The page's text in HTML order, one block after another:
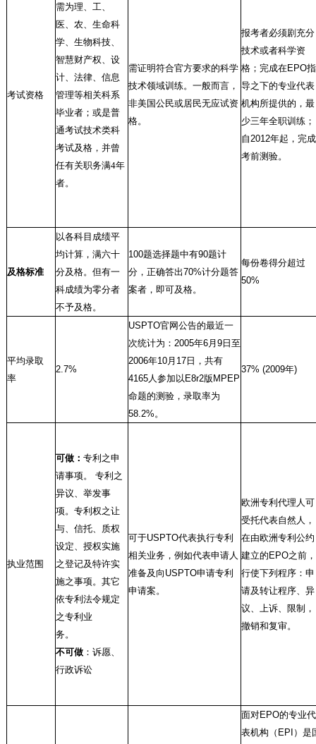
考试资格
需为理、工、
医、农、生命科
学、生物科技、
智慧财产权、设
计、法律、信息
管理等相关科系
毕业者；或是普
通考试技术类科
考试及格，并曾
任有关职务满4年
者。
需证明符合官方要求的科学
技术领域训练。一般而言，
非美国公民或居民无应试资
格。
报考者必须剧充分
技术或者科学资
格；完成在EPO指
导之下的专业代表
机构所提供的，最
少三年全职训练；
自2012年起，完成
考前测验。
及格标准
以各科目成绩平
均计算，满六十
分及格。但有一
科成绩为零分者
不予及格。
100题选择题中有90题计
分，正确答出70%计分题答
案者，即可及格。
每份卷得分超过
50%
平均录取
率
2.7%
USPTO官网公告的最近一
次统计为： 2005年6月 9日至
2006年10月 17日，共有
4165人参加以 E8r2版 MPEP
命题的测验，录取率为
58.2%。
37% (2009年)
执业范围
可做： 专利之申
请事项。
专利之
异议、举发事
项。专利权之让
与、信托、质权
设定、授权实施
之登记及特许实
施之事项。其它
依专利法令规定
之专利业
务。
不可做：诉愿、
行政诉讼
可于USPTO代表执行专利
相关业务，例如代表申请人
准备及向 USPTO申请专利
申请案。
欧洲专利代理人可
受托代表自然人，
在由欧洲专利公约
建立的 EPO之前，
行使下列程序：申
请及转让程序、异
议、上诉、限制，
撤销和复审。
面对EPO的专业代
表机构（ EPI ）是